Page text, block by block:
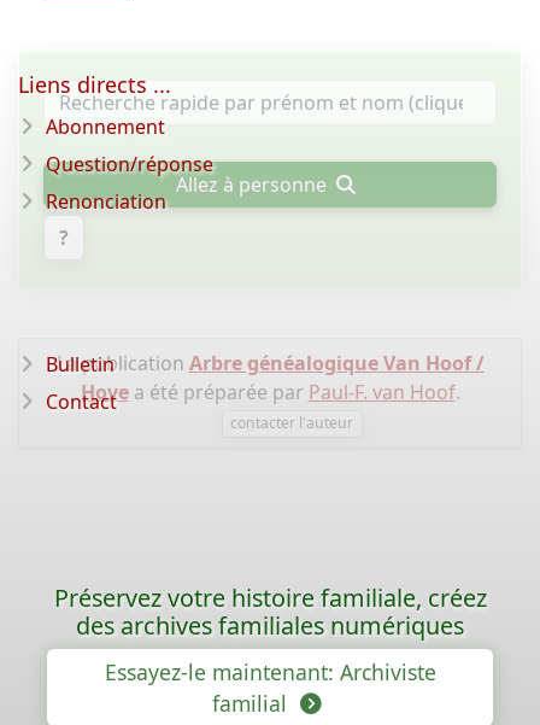
Allez à personne
?
La publication Arbre généalogique Van Hoof /
Hovea été préparée par Paul-F. van Hoof.
contacter l'auteur
Liens directs ...
Abonnement
Question/réponse
Renonciation
Bulletin
Contact
Préservez votre histoire familiale, créez
des archives familiales numériques
Essayez-le maintenant: Archiviste
familial